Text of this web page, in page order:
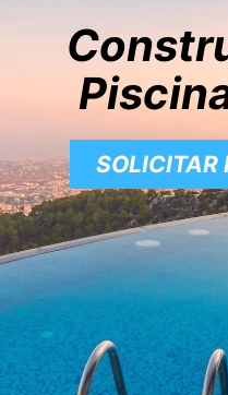
SOLICITAR